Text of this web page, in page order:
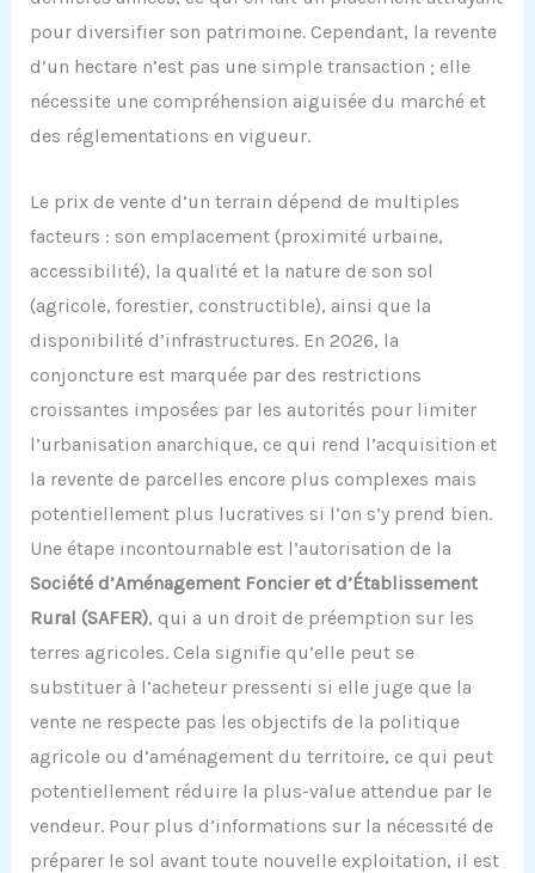
pour diversifier son patrimoine. Cependant, la revente
d’un hectare n’est pas une simple transaction ; elle
nécessite une compréhension aiguisée du marché et
des réglementations en vigueur.
Le prix de vente d’un terrain dépend de multiples
facteurs : son emplacement (proximité urbaine,
accessibilité), la qualité et la nature de son sol
(agricole, forestier, constructible), ainsi que la
disponibilité d’infrastructures. En 2026, la
conjoncture est marquée par des restrictions
croissantes imposées par les autorités pour limiter
l’urbanisation anarchique, ce qui rend l’acquisition et
la revente de parcelles encore plus complexes mais
potentiellement plus lucratives si l’on s’y prend bien.
Une étape incontournable est l’autorisation de la
Société d’Aménagement Foncier et d’Établissement
Rural (SAFER), qui a un droit de préemption sur les
terres agricoles. Cela signifie qu’elle peut se
substituer à l’acheteur pressenti si elle juge que la
vente ne respecte pas les objectifs de la politique
agricole ou d’aménagement du territoire, ce qui peut
potentiellement réduire la plus-value attendue par le
vendeur. Pour plus d’informations sur la nécessité de
préparer le sol avant toute nouvelle exploitation, il est